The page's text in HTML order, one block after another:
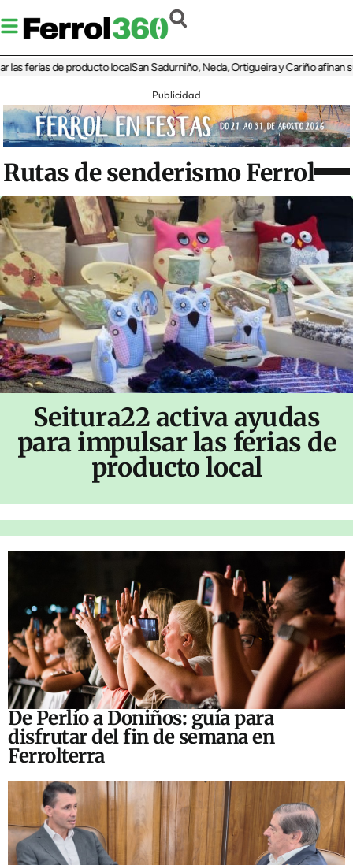
de producto localSan Sadurniño, Neda, Ortigueira y Cariño afinan sus
Publicidad
Rutas de senderismo Ferrol
Seitura22 activa ayudas
para impulsar las ferias de
producto local
De Perlío a Doniños: guía para
disfrutar del fin de semana en
Ferrolterra